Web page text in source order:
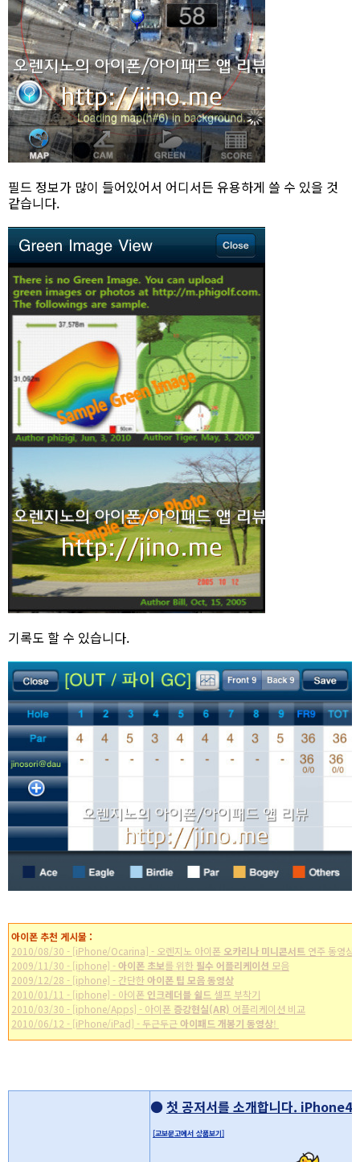
필드 정보가 많이 들어있어서 어디서든 유용하게 쓸 수 있을 것
같습니다.
기록도 할 수 있습니다.
아이폰 추천 게시물 :
2010/08/30 - [iPhone/Ocarina] - 오렌지노 아이폰 오카리나 미니콘서트 연주 동영상
2009/11/30 - [iphone] -아이폰 초보를 위한 필수 어플리케이션 모음
2009/12/28 - [iphone] - 간단한아이폰 팁 모음 동영상
2010/01/11 - [iphone] - 아이폰인크레더블 쉴드 셀프 부착기
2010/03/30 - [iphone/Apps] - 아이폰 증강현실(AR) 어플리케이션 비교
2010/06/12 - [iPhone/iPad] - 두근두근아이패드 개봉기 동영상!
●첫 공저서를 소개합니다. iPhone4
[교보문고에서 상품보기]